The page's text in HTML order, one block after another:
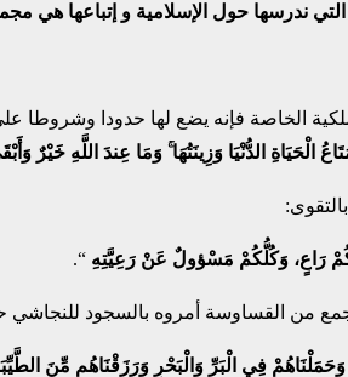
التي ندرسها حول الإسلامية و إتباعها
الخاصة فإنه يضع لها حدودا
الْحَيَاةِ الدُّنْيَا وَزِينَتُهَا ۚ وَمَا عِندَ اللَّهِ خَيْرٌ
رَاعٍ، وَكُلُّكُمْ مَسْؤولٌ عَنْ رَعِيَّتِهِ “.
جمع من القساوسة أمروه بالسجود
وَحَمَلْنَاهُمْ فِي الْبَرِّ وَالْبَحْرِ وَرَزَقْنَاهُم مِّنَ